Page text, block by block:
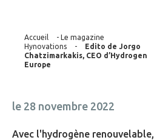
Accueil - Le magazine
Hynovations
-
Edito de Jorgo
Chatzimarkakis, CEO d’Hydrogen
Europe
le 28 novembre 2022
Avec l'hydrogène